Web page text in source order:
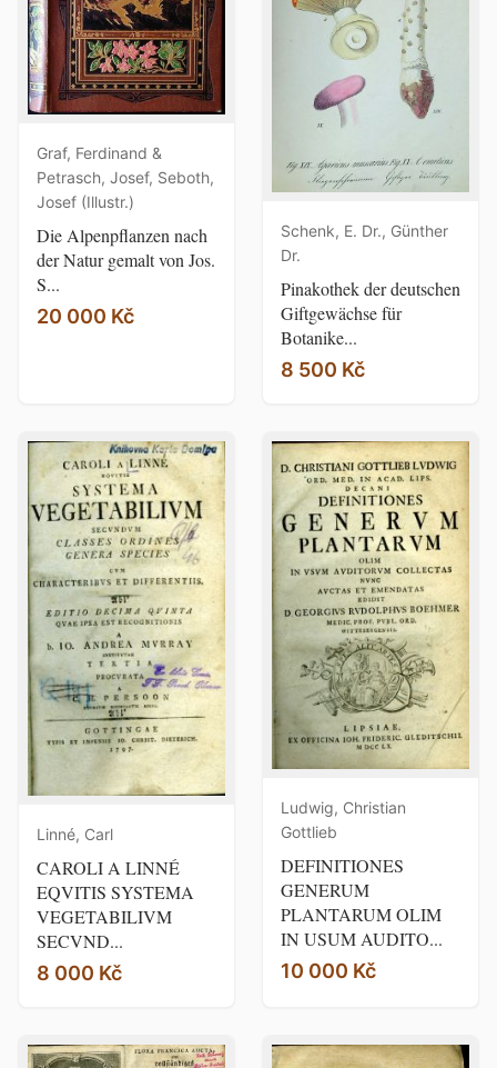
Graf, Ferdinand &
Petrasch, Josef, Seboth,
Josef (Illustr.)
Die Alpenpflanzen nach
der Natur gemalt von Jos.
S...
20 000 Kč
Schenk, E. Dr., Günther
Dr.
Pinakothek der deutschen
Giftgewächse für
Botanike...
8 500 Kč
Linné, Carl
CAROLI A LINNÉ
EQVITIS SYSTEMA
VEGETABILIVM
SECVND...
8 000 Kč
Ludwig, Christian
Gottlieb
DEFINITIONES
GENERUM
PLANTARUM OLIM
IN USUM AUDITO...
10 000 Kč